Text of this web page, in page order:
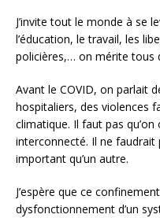
J’invite tout le monde à se
l’éducation, le travail, les
policières,… on mérite tous
Avant le COVID, on parlait
hospitaliers, des violences
climatique. Il faut pas
interconnecté. Il ne faudrait
important qu’un autre.
J’espère que ce
dysfonctionnement d’un